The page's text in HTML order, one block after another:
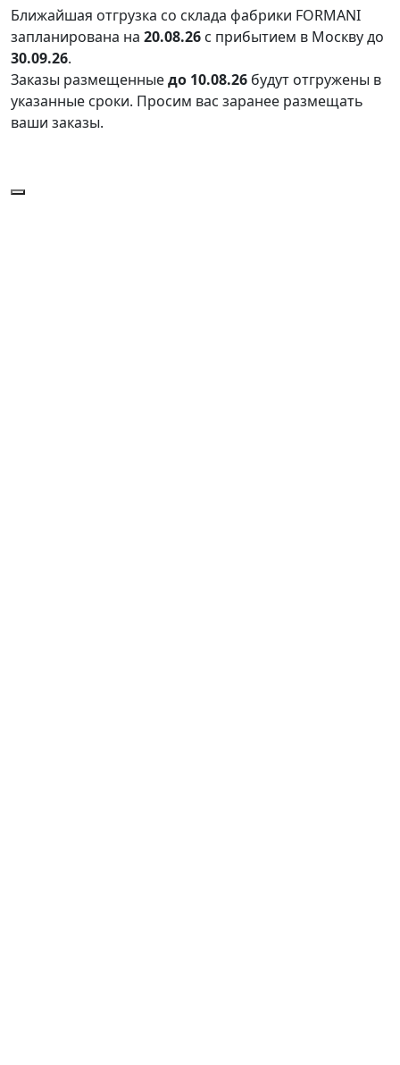
Ближайшая отгрузка со склада фабрики FORMANI
запланирована на 20.08.26 с прибытием в Москву до
30.09.26.
Заказы размещенныедо 10.08.26 будут отгружены в
указанные сроки. Просим вас заранее размещать
ваши заказы.